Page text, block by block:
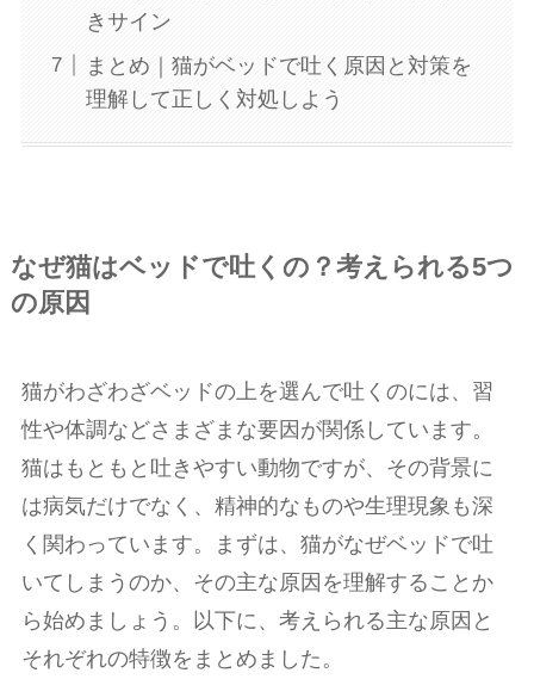
きサイン
まとめ｜猫がベッドで吐く原因と対策を
理解して正しく対処しよう
なぜ猫はベッドで吐くの？考えられる5つ
の原因
猫がわざわざベッドの上を選んで吐くのには、習
性や体調などさまざまな要因が関係しています。
猫はもともと吐きやすい動物ですが、その背景に
は病気だけでなく、精神的なものや生理現象も深
く関わっています。まずは、猫がなぜベッドで吐
いてしまうのか、その主な原因を理解することか
ら始めましょう。以下に、考えられる主な原因と
それぞれの特徴をまとめました。